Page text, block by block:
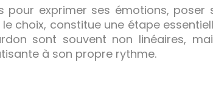
pour exprimer ses émotions,
choix, constitue une étape
sont souvent non linéaires,
à son propre rythme.